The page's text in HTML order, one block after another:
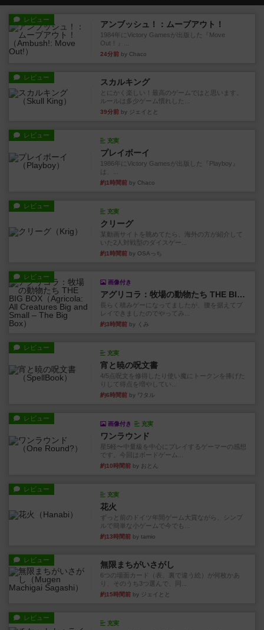
レビュー アンブッシュ！：ムーブアウト！
1984年にVictory Gamesが出版した『Move
Out！』...
24分前 by Chaco
レビュー スカルキング
とにかく楽しい！最高のゲームではと思います。
ルールは多少ゲーム慣れした...
39分前 by ジェイとと
レビュー
充実
プレイボーイ
1986年にVictory Gamesが出版した『Playboy』
は、...
約1時間前 by Chaco
レビュー
充実
クリーグ
某動画サイトを眺めてたら、海外の方が紹介して
いた2人対戦型のダイスゲー...
約1時間前 by OSAっち
レビュー
画像付き
アグリコラ：牧場の動物たち THE BIG BOX
長らく積みゲーになってましたが、腰を据えてプ
レイできましたのでやってみ...
約3時間前 by くみ
レビュー
充実
宵と暁の呪文書
4/5点呪文を修得したり使い魔にトークンを捧げた
りして得点を増やしてい...
約6時間前 by ワタル
レビュー
画像付き 充実
ワンラウンド
星5軽〜中量級を中心にプレイするゲーマーの感想
です。今回はボードゲーム...
約10時間前 by おとん
レビュー
充実
花火
ずっと前のドイツ年間ゲーム大賞ながら、シンプ
ルで簡単な小ゲームで今でも...
約13時間前 by tamio
レビュー 無限まちがいさがし
6つの場面カード（表、裏で違う絵）が何枚かあ
り、そのうち3つ選んで、同...
約15時間前 by ジェイとと
レビュー
充実